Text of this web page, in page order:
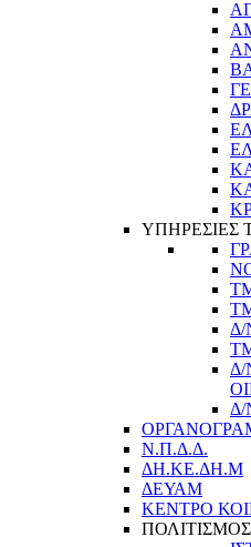
ΥΠΗΡΕΣΙΕΣ
Δ/
Ν.Π.Δ.Δ.
ΔΗ.ΚΕ.ΔΗ.Μ
ΔΕΥΑΜ
ΚΕΝΤΡΟ
ΠΟΛΙΤΙΣΜΟΣ